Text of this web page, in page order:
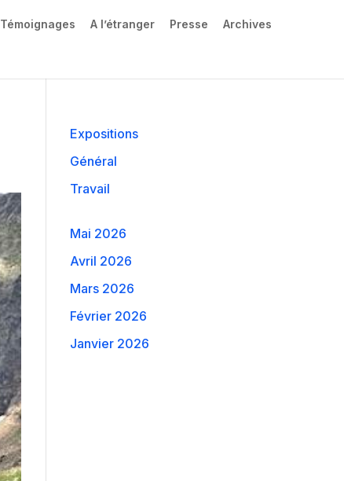
Témoignages A l’étranger Presse Archives
Expositions
Général
Travail
Mai 2026
Avril 2026
Mars 2026
Février 2026
Janvier 2026